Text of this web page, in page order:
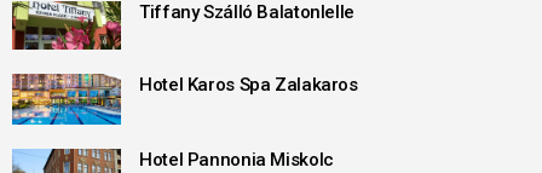
Tiffany Szálló Balatonlelle
Hotel Karos Spa Zalakaros
Hotel Pannonia Miskolc